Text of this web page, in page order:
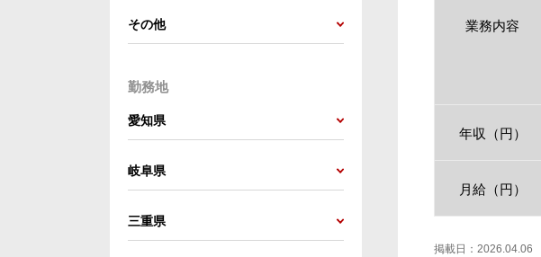
その他
勤務地
愛知県
岐阜県
三重県
業務内容
年収（円）
月給（円）
掲載日：2026.04.06